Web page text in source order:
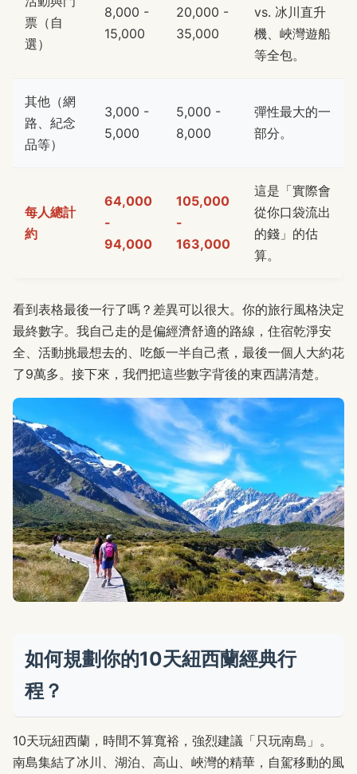
票（自
選）
8,000 -
15,000
20,000 -
35,000
vs. 冰川直升
機、峽灣遊船
等全包。
其他（網
路、紀念
品等）
3,000 -
5,000
5,000 -
8,000
彈性最大的一
部分。
每人總計
約
64,000
-
94,000
105,000
-
163,000
這是「實際會
從你口袋流出
的錢」的估
算。
看到表格最後一行了嗎？差異可以很大。你的旅行風格決定
最終數字。我自己走的是偏經濟舒適的路線，住宿乾淨安
全、活動挑最想去的、吃飯一半自己煮，最後一個人大約花
了9萬多。接下來，我們把這些數字背後的東西講清楚。
如何規劃你的10天紐西蘭經典行
程？
10天玩紐西蘭，時間不算寬裕，強烈建議「只玩南島」。
南島集結了冰川、湖泊、高山、峽灣的精華，自駕移動的風